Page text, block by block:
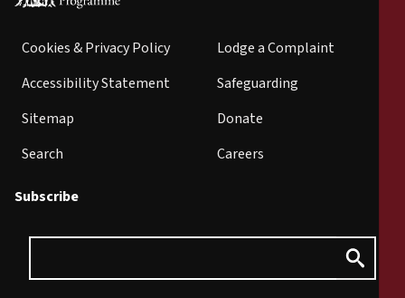
Cookies & Privacy Policy
Accessibility Statement
Sitemap
Search
Lodge a Complaint
Safeguarding
Donate
Careers
Subscribe